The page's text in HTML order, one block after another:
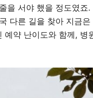
을 서야 했을 정도였
다른 길을 찾아 지금
예약 난이도와 함께,